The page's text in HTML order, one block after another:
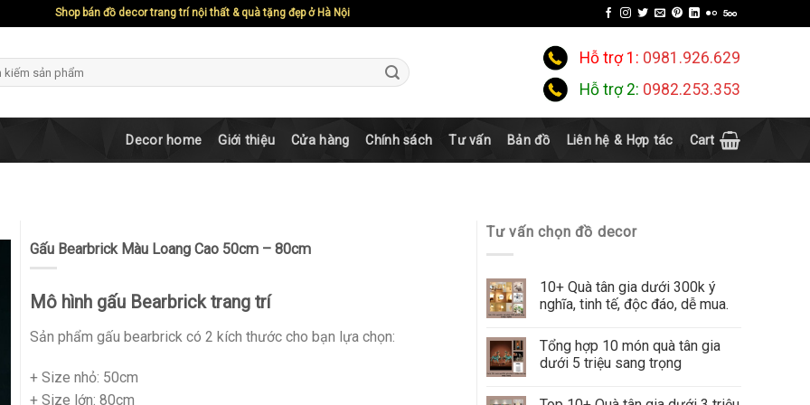
Shop bán đồ decor trang trí nội thất & quà tặng đẹp ở Hà Nội
Hỗ trợ 1: 0981.926.629
Hỗ trợ 2: 0982.253.353
Decor home Giới thiệu Cửa hàng Chính sách Tư vấn Bản đồ Liên hệ & Hợp tác Cart
Gấu Bearbrick Màu Loang Cao 50cm – 80cm
Mô hình gấu Bearbrick trang trí
Sản phẩm gấu bearbrick có 2 kích thước cho bạn lựa chọn:
+ Size nhỏ: 50cm
+ Size lớn: 80cm
Tư vấn chọn đồ decor
10+ Quà tân gia dưới 300k ý
nghĩa, tinh tế, độc đáo, dễ mua.
Tổng hợp 10 món quà tân gia
dưới 5 triệu sang trọng